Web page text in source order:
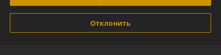
Отклонить